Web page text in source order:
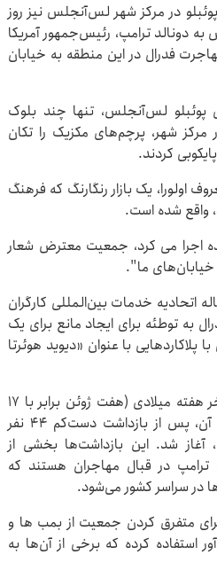
در مرکز شهر لس‌آنجلس نیز روز
دونالد ترامپ، رئیس‌جمهور آمریکا
فدرال در این منطقه به خیابان
پوئبلو لس‌آنجلس، تنها چند بلوک
مرکز شهر، پرچم‌های مکزیک را تکان
کردند.
اولورا، یک بازار رنگارنگ که فرهنگ
واقع شده است.
اجرا می کرد، جمعیت معترض شعار
ما".
خوزه هوئرتا، رئیس ۵۸ ساله اتحادیه خدمات بین‌المللی کارگران
به توطئه برای ایجاد مانع برای یک
با عنوان «دیوید هوئرتا
اعتراضات بصورت پراکنده در آخر هفته میلادی (هفت ژوئن برابر با ۱۷
خرداد) در لس‌آنجلس و حومه آن، پس از بازداشت دست‌کم ۴۴ نفر
آغاز شد. این بازداشت‌ها بخشی از
در قبال مهاجران هستند که
در سراسر کشور می‌شود.
متفرق کردن جمعیت از بمب ها و
استفاده کرده که برخی از آن‌ها به